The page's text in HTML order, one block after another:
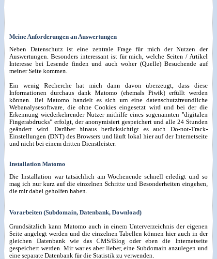
Meine Anforderungen an Auswertungen
Neben Datenschutz ist eine zentrale Frage für mich der Nutzen der
Auswertungen. Besonders interessant ist für mich, welche Seiten / Artikel
Interesse bei Lesende finden und auch woher (Quelle) Besuchende auf
meiner Seite kommen.
Ein wenig Recherche hat mich dann davon überzeugt, dass diese
Informationen durchaus dank Matomo (ehemals Piwik) erfüllt werden
können. Bei Matomo handelt es sich um eine datenschutzfreundliche
Webanalysesoftware, die ohne Cookies eingesetzt wird und bei der die
Erkennung wiederkehrender Nutzer mithilfe eines sogenannten "digitalen
Fingerabdrucks" erfolgt, der anonymisiert gespeichert und alle 24 Stunden
geändert wird. Darüber hinaus berücksichtigt es auch Do-not-Track-
Einstellungen (DNT) des Browsers und läuft lokal hier auf der Internetseite
und nicht bei einem dritten Dienstleister.
Installation Matomo
Die Installation war tatsächlich am Wochenende schnell erledigt und so
mag ich nur kurz auf die einzelnen Schritte und Besonderheiten eingehen,
die mir dabei geholfen haben.
Vorarbeiten (Subdomain, Datenbank, Download)
Grundsätzlich kann Matomo auch in einem Unterverzeichnis der eigenen
Seite angelegt werden und die einzelnen Tabellen können hier auch in der
gleichen Datenbank wie das CMS/Blog oder eben die Internetseite
gespeichert werden. Mir war es aber lieber, eine Subdomain anzulegen und
eine separate Datenbank für die Statistik zu verwenden.